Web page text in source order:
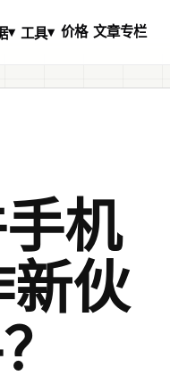
▾ 工具▾ 价格 文章专栏
机
伙